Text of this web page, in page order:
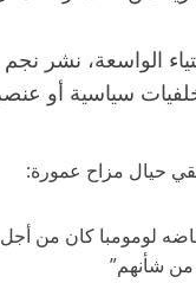
الواسعة، نشر
سياسية أو
حيال مزاح عمورة:
لومومبا كان من أجل
من شأنهم”